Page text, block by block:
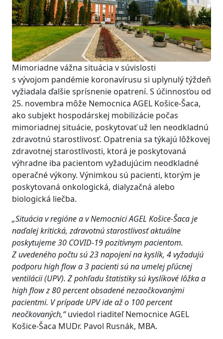
Mimoriadne vážna situácia v súvislosti
s vývojom pandémie koronavírusu si uplynulý týždeň
vyžiadala ďalšie sprísnenie opatrení. S účinnosťou od
25. novembra môže Nemocnica AGEL Košice-Šaca,
ako subjekt hospodárskej mobilizácie počas
mimoriadnej situácie, poskytovať už len neodkladnú
zdravotnú starostlivosť. Opatrenia sa týkajú lôžkovej
zdravotnej starostlivosti, ktorá je poskytovaná
výhradne iba pacientom vyžadujúcim neodkladné
operačné výkony. Výnimkou sú pacienti, ktorým je
poskytovaná onkologická, dialyzačná alebo
biologická liečba.
„Situácia v regióne a v Nemocnici AGEL Košice-Šaca je
naďalej kritická, zdravotnú starostlivosťaktuálne
poskytujeme30 COVID-19 pozitívnym pacientom.
Z uvedeného počtu sú 23napojení na kyslík, 4 vyžadujú
podporuhighflowa3pacienti sú na umelej pľúcnej
ventilácii (UPV). Zpohľadu štatistikysúkyslíkové lôžka a
highflowz80percent obsadené nezaočkovanými
pacientmi. V prípade UPVideaž o 100percent
neočkovaných,“uviedol riaditeľ Nemocnice AGEL
Košice-Šaca MUDr. Pavol Rusnák, MBA.